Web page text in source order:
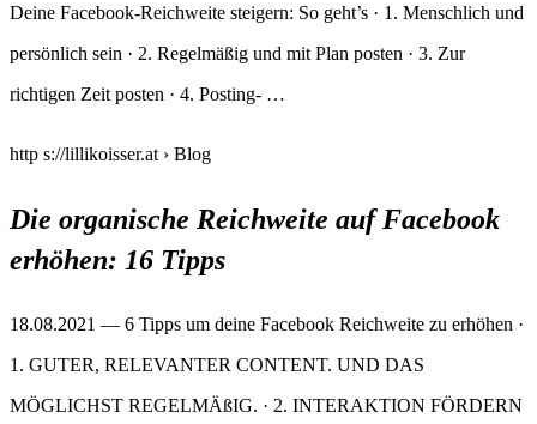
Deine Facebook-Reichweite steigern: So geht’s · 1. Menschlich und
persönlich sein · 2. Regelmäßig und mit Plan posten · 3. Zur
richtigen Zeit posten · 4. Posting- …
http s://lillikoisser.at › Blog
Die organische Reichweite auf Facebook
erhöhen: 16 Tipps
18.08.2021 — 6 Tipps um deine Facebook Reichweite zu erhöhen ·
1. GUTER, RELEVANTER CONTENT. UND DAS
MÖGLICHST REGELMÄßIG. · 2. INTERAKTION FÖRDERN